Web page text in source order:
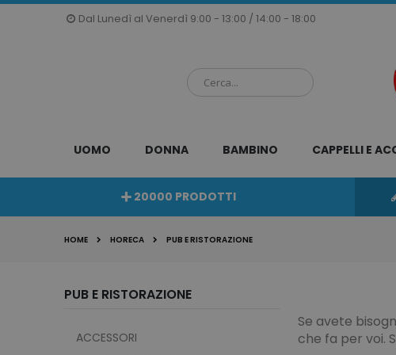
Dal Lunedì al Venerdì 9:00 - 13:00 / 14:00 - 18:00
Salta
UOMO DONNA BAMBINO CAPPELLI E
20000 PRODOTTI
HOME HORECA PUB E RISTORAZIONE
Se avete
che fa per voi.
PUB E RISTORAZIONE
ACCESSORI